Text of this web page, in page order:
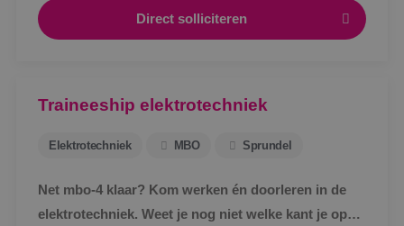
Direct solliciteren
Traineeship elektrotechniek
Elektrotechniek MBO Sprundel
Net mbo-4 klaar? Kom werken én doorleren in de
elektrotechniek. Weet je nog niet welke kant je op